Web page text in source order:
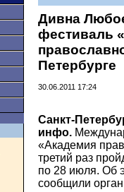
Дивна
фестиваль
Петербурге
30.06.2011 17:24
Санкт-
инфо.
«Академия
третий раз
по 28 июля. Об
сообщили